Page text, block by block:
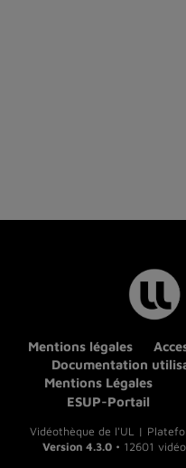
Mentions légales
Documentation
Mentions Légales
ESUP-Portail
Vidéothèque de l'UL |
Version 4.3.0 • 12601